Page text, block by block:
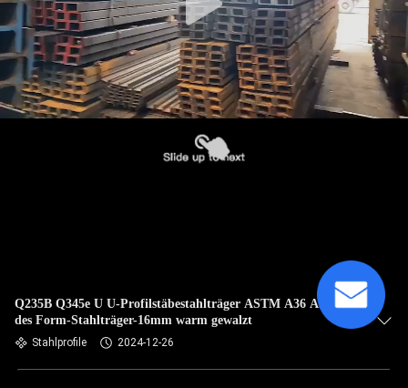
Q235B Q345e U U-Profilstäbestahlträger ASTM A36 A992
des Form-Stahlträger-16mm warm gewalzt
Stahlprofile 2024-12-26